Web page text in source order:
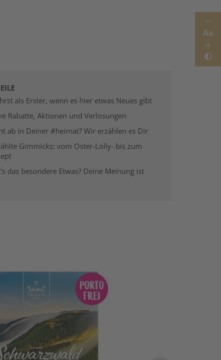
Aa
als Erster, wenn es hier etwas Neues gibt
Rabatte, Aktionen und Verlosungen
ab in Deiner #heimat? Wir erzählen es Dir
Gimmicks: vom Oster-Lolly- bis zum
das besondere Etwas? Deine Meinung ist